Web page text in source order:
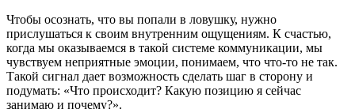
Чтобы осознать, что вы попали в ловушку, нужно
прислушаться к своим внутренним ощущениям. К счастью,
когда мы оказываемся в такой системе коммуникации, мы
чувствуем неприятные эмоции, понимаем, что что-то не так.
Такой сигнал дает возможность сделать шаг в сторону и
подумать: «Что происходит? Какую позицию я сейчас
занимаю и почему?».